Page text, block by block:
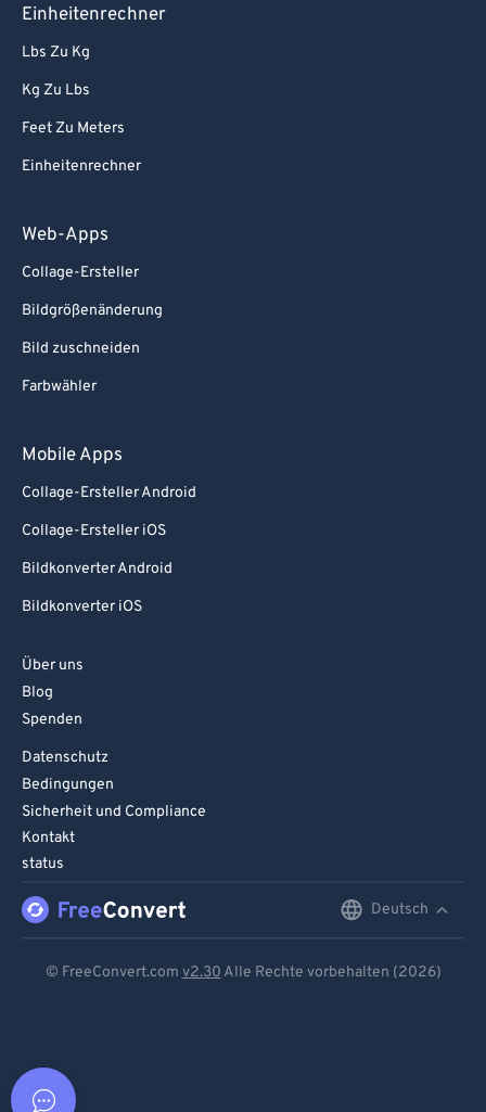
Einheitenrechner
Lbs Zu Kg
Kg Zu Lbs
Feet Zu Meters
Einheitenrechner
Web-Apps
Collage-Ersteller
Bildgrößenänderung
Bild zuschneiden
Farbwähler
Mobile Apps
Collage-Ersteller Android
Collage-Ersteller iOS
Bildkonverter Android
Bildkonverter iOS
Über uns
Blog
Spenden
Datenschutz
Bedingungen
Sicherheit und Compliance
Kontakt
status
Deutsch
© FreeConvert.com v2.30 Alle Rechte vorbehalten (2026)